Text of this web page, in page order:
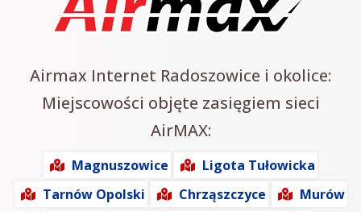
Airmax Internet Radoszowice i okolice:
Miejscowości objęte zasięgiem sieci
AirMAX:
Magnuszowice
Ligota Tułowicka
Tarnów Opolski
Chrząszczyce Murów